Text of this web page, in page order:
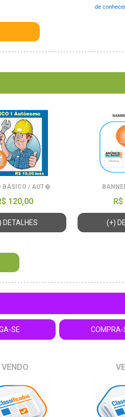
de
BÁSICO / AUT�
120,00
DETALHES (+)
SE COMPRA-
VENDO